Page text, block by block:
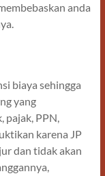
anda
biaya sehingga
yang
pajak, PPN,
karena JP
dan tidak akan